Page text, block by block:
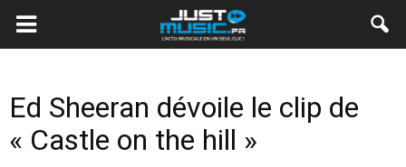
Ed Sheeran dévoile le clip de
« Castle on the hill »